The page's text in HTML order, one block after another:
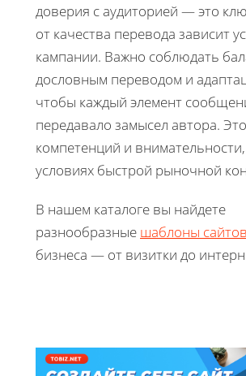
доверия с аудиторией — это
от качества перевода зависит
кампании. Важно соблюдать
дословным переводом и
чтобы каждый элемент
передавало замысел автора.
компетенций и
условиях быстрой рыночной
В нашем каталоге вы найдете
разнообразные шаблоны сайтов
бизнеса — от визитки до